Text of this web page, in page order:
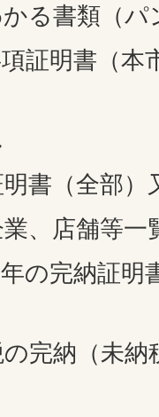
る書類（
証明書（本
書（全部）
、店舗等一
の完納証明
完納（未